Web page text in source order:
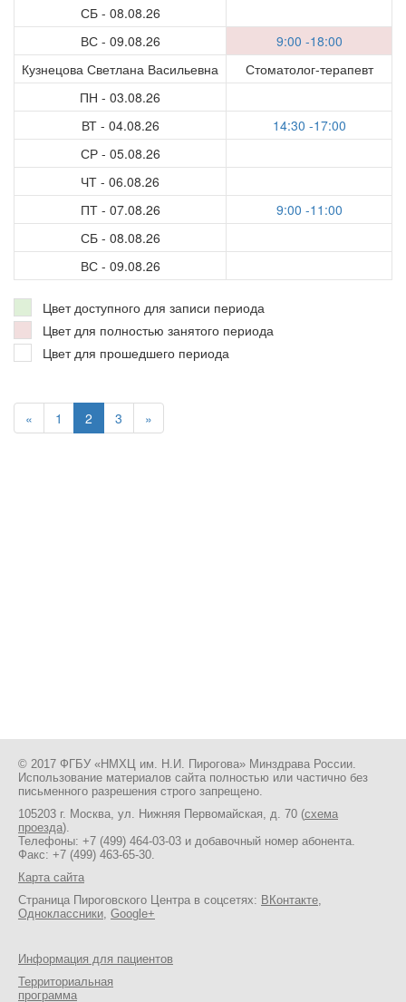
СБ - 08.08.26
ВС - 09.08.26
9:00 -18:00
Кузнецова Светлана Васильевна
Стоматолог-терапевт
ПН - 03.08.26
ВТ - 04.08.26
14:30 -17:00
СР - 05.08.26
ЧТ - 06.08.26
ПТ - 07.08.26
9:00 -11:00
СБ - 08.08.26
ВС - 09.08.26
Цвет доступного для записи периода
Цвет для полностью занятого периода
Цвет для прошедшего периода
« 1 2 3 »
© 2017 ФГБУ «НМХЦ им. Н.И. Пирогова» Минздрава России.
Использование материалов сайта полностью или частично без
письменного разрешения строго запрещено.
105203 г. Москва, ул. Нижняя Первомайская, д. 70 (схема
проезда).
Телефоны: +7 (499) 464-03-03 и добавочный номер абонента.
Факс: +7 (499) 463-65-30.
Карта сайта
Страница Пироговского Центра в соцсетях: ВКонтакте,
Одноклассники, Google+
Информация для пациентов
Территориальная
программа